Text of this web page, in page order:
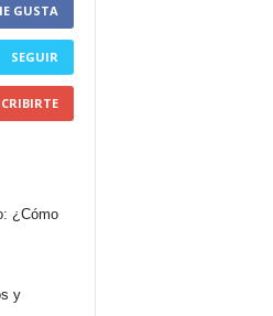
GUSTA
SEGUIR
¿Cómo
y